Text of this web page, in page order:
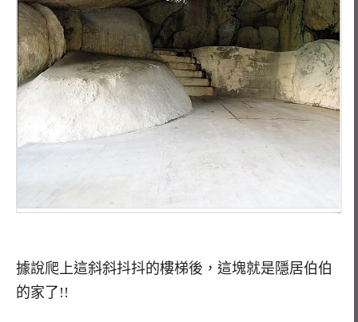
據說爬上這斜斜抖抖的樓梯後，這塊就是隱居伯伯
的家了!!